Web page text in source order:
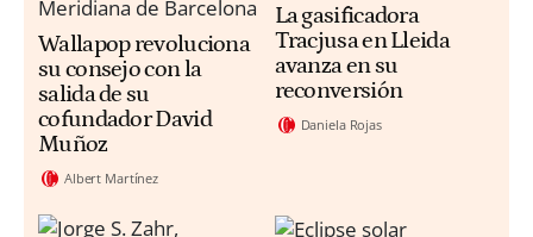
Wallapop revoluciona
su consejo con la
salida de su
cofundador David
Muñoz
Albert Martínez
La gasificadora
Tracjusa en Lleida
avanza en su
reconversión
Daniela Rojas